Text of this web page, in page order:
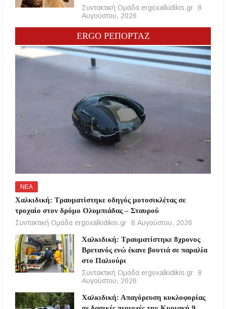
Συντακτική Ομάδα ergoxalkidikis.gr
8
Αυγούστου, 2026
ERGO ΡΕΠΟΡΤΑΖ
ΝΕΑ
Χαλκιδική: Τραυματίστηκε οδηγός μοτοσικλέτας σε
τροχαίο στον δρόμο Ολυμπιάδας – Σταυρού
Συντακτική Ομάδα ergoxalkidikis.gr
8 Αυγούστου, 2026
Χαλκιδική: Τραυματίστηκε 8χρονος
Βρετανός ενώ έκανε βουτιά σε παραλία
στο Παλιούρι
Συντακτική Ομάδα ergoxalkidikis.gr
8
Αυγούστου, 2026
Χαλκιδική: Απαγόρευση κυκλοφορίας